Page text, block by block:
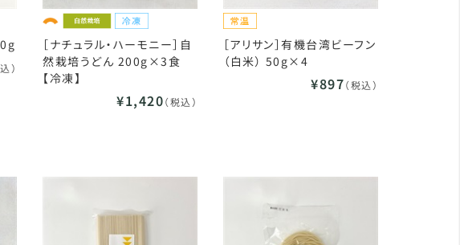
）
［ナチュラル・ハーモニー］自
然栽培うどん 200g×3食
【冷凍】
¥1,420（税込）
［アリサン］有機台湾ビーフン
（白米） 50g×4
¥897（税込）